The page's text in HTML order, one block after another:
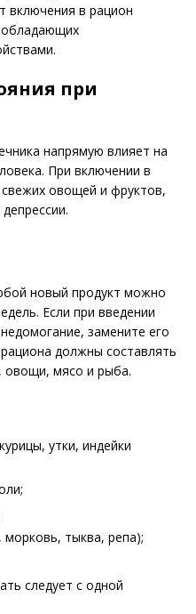
включения в рацион
обладающих
при
напрямую влияет на
При включении в
овощей и фруктов,
новый продукт можно
Если при введении
замените его
должны составлять
овощи, мясо и рыба.
утки, индейки
тыква, репа);
следует с одной